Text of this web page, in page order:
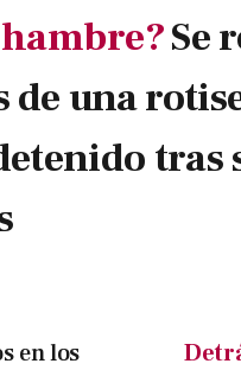
Se
de una
tras
en los